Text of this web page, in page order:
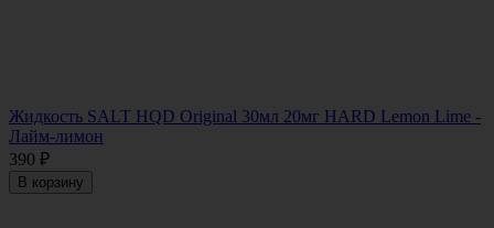
Жидкость SALT HQD Original 30мл 20мг HARD Lemon Lime -
Лайм-лимон
390 ₽
В корзину